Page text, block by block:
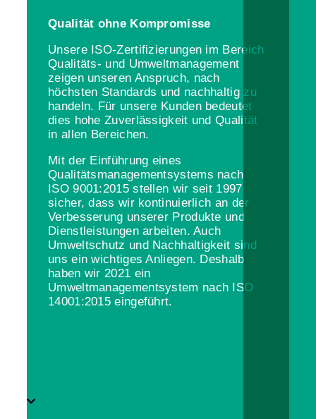
Qualität ohne Kompromisse
Unsere ISO-Zertifizierungen im Bereich
Qualitäts- und Umweltmanagement
zeigen unseren Anspruch, nach
höchsten Standards und nachhaltig zu
handeln. Für unsere Kunden bedeutet
dies hohe Zuverlässigkeit und Qualität
in allen Bereichen.
Mit der Einführung eines
Qualitätsmanagementsystems nach
ISO 9001:2015 stellen wir seit 1997
sicher, dass wir kontinuierlich an der
Verbesserung unserer Produkte und
Dienstleistungen arbeiten. Auch
Umweltschutz und Nachhaltigkeit sind
uns ein wichtiges Anliegen. Deshalb
haben wir 2021 ein
Umweltmanagementsystem nach ISO
14001:2015 eingeführt.